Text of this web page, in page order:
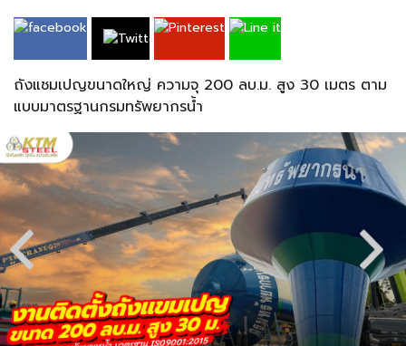
ถังแชมเปญขนาดใหญ่ ความจุ 200 ลบ.ม. สูง 30 เมตร ตาม
แบบมาตรฐานกรมทรัพยากรน้ำ